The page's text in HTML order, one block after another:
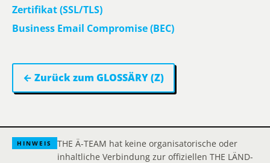
Zertifikat (SSL/TLS)
Business Email Compromise (BEC)
← Zurück zum GLOSSÄRY (Z)
HINWEIS
THE Ä-TEAM hat keine organisatorische oder
inhaltliche Verbindung zur offiziellen THE LÄND-